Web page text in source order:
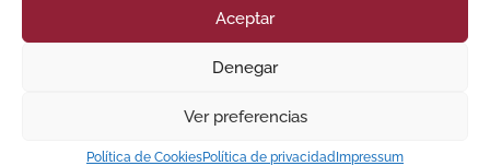
Aceptar
Denegar
Ver preferencias
Política de CookiesPolítica de privacidad Impressum
* Si el trámite requiere acreditación online, presencial,
documental o revisión adicional.